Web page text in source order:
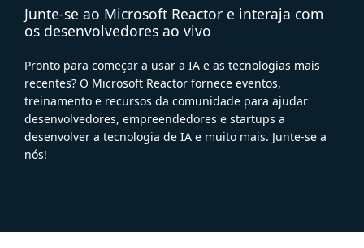
Junte-se ao Microsoft Reactor e interaja com
os desenvolvedores ao vivo
Pronto para começar a usar a IA e as tecnologias mais
recentes? O Microsoft Reactor fornece eventos,
treinamento e recursos da comunidade para ajudar
desenvolvedores, empreendedores e startups a
desenvolver a tecnologia de IA e muito mais. Junte-se a
nós!